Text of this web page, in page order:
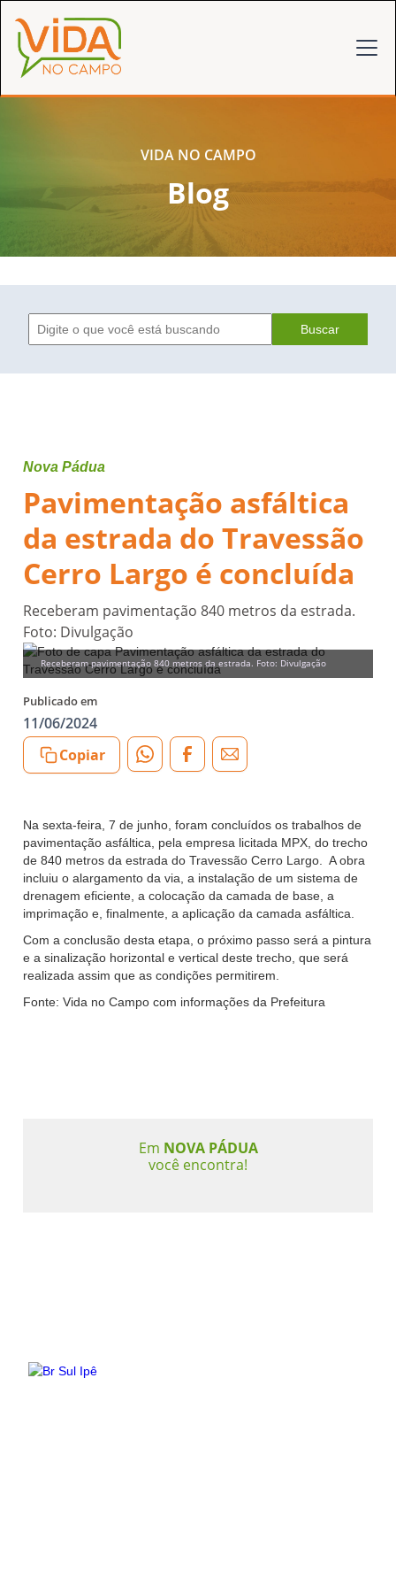
VIDA NO CAMPO
Blog
Buscar
Nova Pádua
Pavimentação asfáltica
da estrada do Travessão
Cerro Largo é concluída
Receberam pavimentação 840 metros da estrada.
Foto: Divulgação
Receberam pavimentação 840 metros da estrada. Foto: Divulgação
Publicado em
11/06/2024
Copiar
Na sexta-feira, 7 de junho, foram concluídos os trabalhos de
pavimentação asfáltica, pela empresa licitada MPX, do trecho
de 840 metros da estrada do Travessão Cerro Largo. A obra
incluiu o alargamento da via, a instalação de um sistema de
drenagem eficiente, a colocação da camada de base, a
imprimação e, finalmente, a aplicação da camada asfáltica.
Com a conclusão desta etapa, o próximo passo será a pintura
e a sinalização horizontal e vertical deste trecho, que será
realizada assim que as condições permitirem.
Fonte: Vida no Campo com informações da Prefeitura
Em NOVA PÁDUA
você encontra!